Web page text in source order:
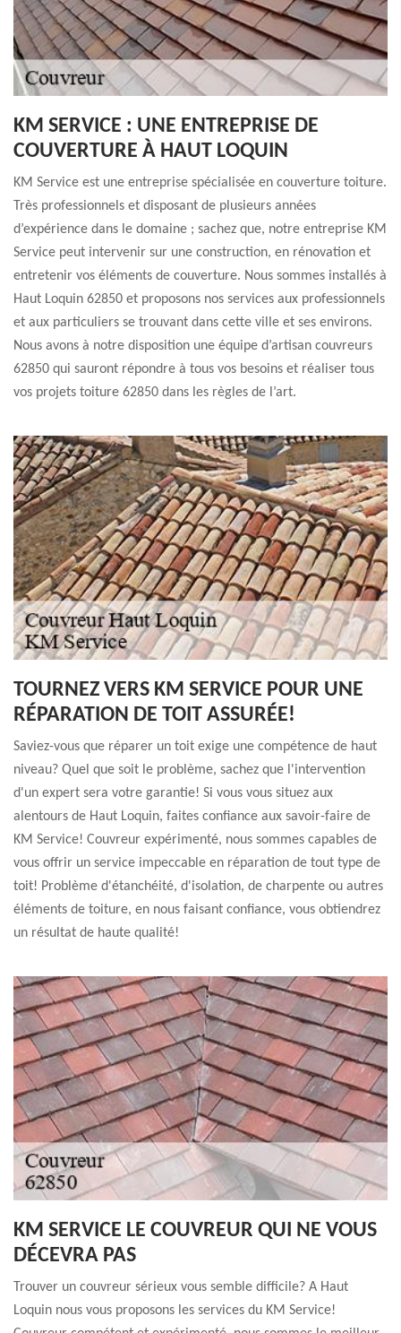
KM SERVICE : UNE ENTREPRISE DE
COUVERTURE À HAUT LOQUIN
KM Service est une entreprise spécialisée en couverture toiture.
Très professionnels et disposant de plusieurs années
d’expérience dans le domaine ; sachez que, notre entreprise KM
Service peut intervenir sur une construction, en rénovation et
entretenir vos éléments de couverture. Nous sommes installés à
Haut Loquin 62850 et proposons nos services aux professionnels
et aux particuliers se trouvant dans cette ville et ses environs.
Nous avons à notre disposition une équipe d’artisan couvreurs
62850 qui sauront répondre à tous vos besoins et réaliser tous
vos projets toiture 62850 dans les règles de l’art.
TOURNEZ VERS KM SERVICE POUR UNE
RÉPARATION DE TOIT ASSURÉE!
Saviez-vous que réparer un toit exige une compétence de haut
niveau? Quel que soit le problème, sachez que l'intervention
d'un expert sera votre garantie! Si vous vous situez aux
alentours de Haut Loquin, faites confiance aux savoir-faire de
KM Service! Couvreur expérimenté, nous sommes capables de
vous offrir un service impeccable en réparation de tout type de
toit! Problème d'étanchéité, d'isolation, de charpente ou autres
éléments de toiture, en nous faisant confiance, vous obtiendrez
un résultat de haute qualité!
KM SERVICE LE COUVREUR QUI NE VOUS
DÉCEVRA PAS
Trouver un couvreur sérieux vous semble difficile? A Haut
Loquin nous vous proposons les services du KM Service!